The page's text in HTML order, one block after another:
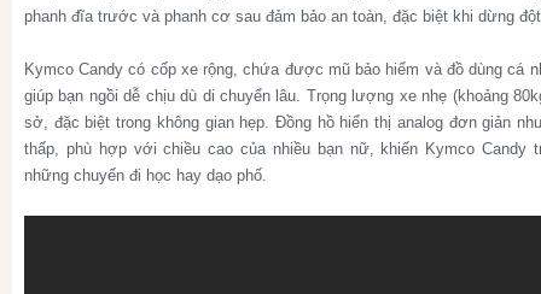
phanh đĩa trước và phanh cơ sau đảm bảo an toàn, đặc biệt khi dừng
Kymco Candy có cốp xe rộng, chứa được mũ bảo hiểm và đồ dùng cá
giúp bạn ngồi dễ chịu dù di chuyển lâu. Trọng lượng xe nhẹ (khoảng
sở, đặc biệt trong không gian hẹp. Đồng hồ hiển thị analog đơn giản
thấp, phù hợp với chiều cao của nhiều bạn nữ, khiến Kymco
những chuyến đi học hay dạo phố.